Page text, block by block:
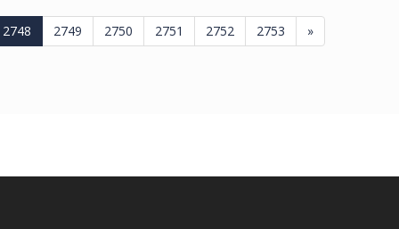
2748 2749 2750 2751 2752 2753 »